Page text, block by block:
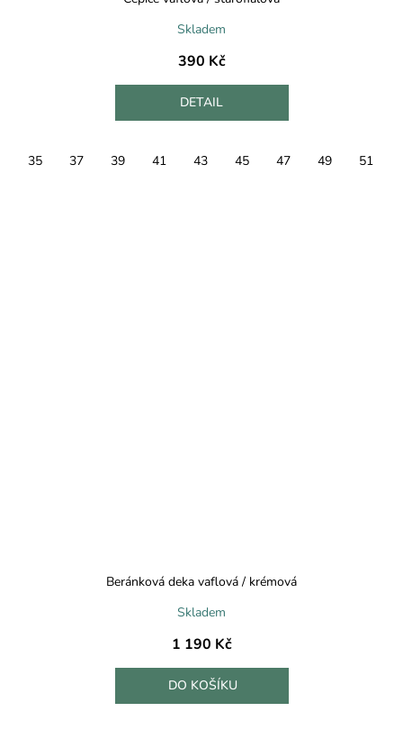
Skladem
390 Kč
DETAIL
35 37 39 41 43 45 47 49 51
Beránková deka vaflová / krémová
Skladem
1 190 Kč
DO KOŠÍKU